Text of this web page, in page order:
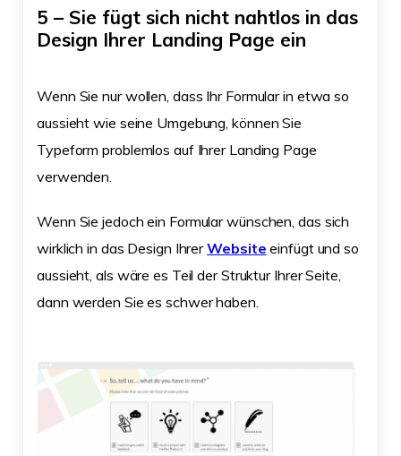
5 – Sie fügt sich nicht nahtlos in das
Design Ihrer Landing Page ein
Wenn Sie nur wollen, dass Ihr Formular in etwa so
aussieht wie seine Umgebung, können Sie
Typeform problemlos auf Ihrer Landing Page
verwenden.
Wenn Sie jedoch ein Formular wünschen, das sich
wirklich in das Design IhrerWebsite einfügt und so
aussieht, als wäre es Teil der Struktur Ihrer Seite,
dann werden Sie es schwer haben.